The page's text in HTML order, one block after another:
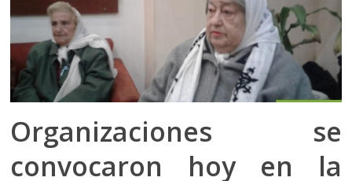
Organizaciones se
convocaron hoy en la